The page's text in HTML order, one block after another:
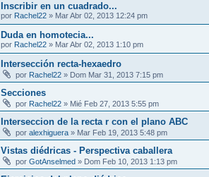
Inscribir en un cuadrado...
por Rachel22 » Mar Abr 02, 2013 12:24 pm
Duda en homotecia...
por Rachel22 » Mar Abr 02, 2013 1:10 pm
Intersección recta-hexaedro
por Rachel22 » Dom Mar 31, 2013 7:15 pm
Secciones
por Rachel22 » Mié Feb 27, 2013 5:55 pm
Interseccion de la recta r con el plano ABC
por alexhiguera » Mar Feb 19, 2013 5:48 pm
Vistas diédricas - Perspectiva caballera
por GotAnselmed » Dom Feb 10, 2013 1:13 pm